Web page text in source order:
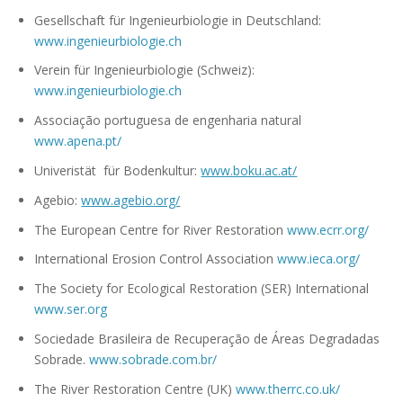
Gesellschaft für Ingenieurbiologie in Deutschland:
www.ingenieurbiologie.ch
Verein für Ingenieurbiologie (Schweiz):
www.ingenieurbiologie.ch
Associação portuguesa de engenharia natural
www.apena.pt/
Univeristät für Bodenkultur:www.boku.ac.at/
Agebio:www.agebio.org/
The European Centre for River Restoration www.ecrr.org/
International Erosion Control Associationwww.ieca.org/
The Society for Ecological Restoration (SER) International
www.ser.org
Sociedade Brasileira de Recuperação de Áreas Degradadas
Sobrade.www.sobrade.com.br/
The River Restoration Centre (UK) www.therrc.co.uk/